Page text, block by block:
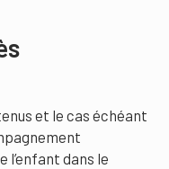
et le cas échéant
l’enfant dans le